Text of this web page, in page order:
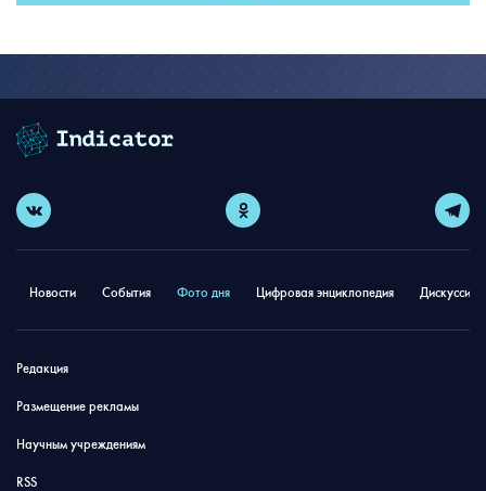
Новости События Фото дня Цифровая энциклопедия
Редакция
Размещение рекламы
Научным учреждениям
RSS